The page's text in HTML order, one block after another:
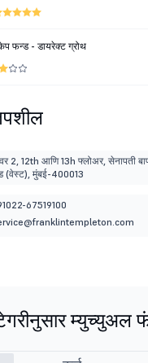
फन्ड - डायरेक्ट ग्रोथ
2, 12th आणि 13h फ्लोअर, सेनापती
(वेस्ट), मुंबई-400013
67519100
म्युच्युअल